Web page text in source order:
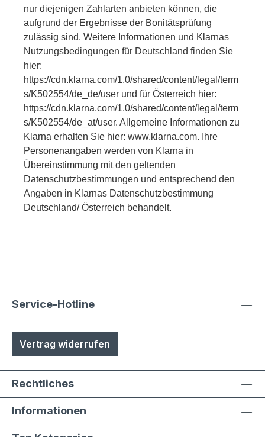
nur diejenigen Zahlarten anbieten können, die
aufgrund der Ergebnisse der Bonitätsprüfung
zulässig sind. Weitere Informationen und Klarnas
Nutzungsbedingungen für Deutschland finden Sie
hier:
https://cdn.klarna.com/1.0/shared/content/legal/term
s/K502554/de_de/user und für Österreich hier:
https://cdn.klarna.com/1.0/shared/content/legal/term
s/K502554/de_at/user. Allgemeine Informationen zu
Klarna erhalten Sie hier: www.klarna.com. Ihre
Personenangaben werden von Klarna in
Übereinstimmung mit den geltenden
Datenschutzbestimmungen und entsprechend den
Angaben in Klarnas Datenschutzbestimmung
Deutschland/ Österreich behandelt.
Service-Hotline
Vertrag widerrufen
Rechtliches
Informationen